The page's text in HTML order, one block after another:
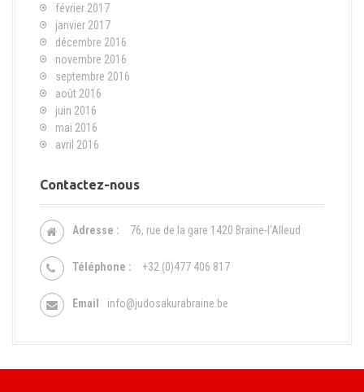
février 2017
janvier 2017
décembre 2016
novembre 2016
septembre 2016
août 2016
juin 2016
mai 2016
avril 2016
Contactez-nous
Adresse : 76, rue de la gare 1420 Braine-l'Alleud
Téléphone : +32 (0)477 406 817
Email info@judosakurabraine.be